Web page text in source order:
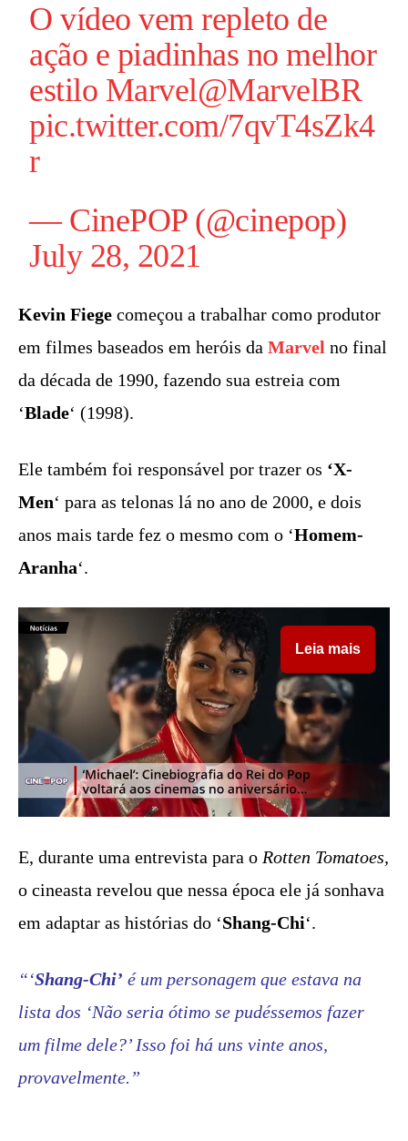
O vídeo vem repleto de
ação e piadinhas no melhor
estilo Marvel@MarvelBR
pic.twitter.com/7qvT4sZk4
r
— CinePOP (@cinepop)
July 28, 2021
Kevin Fiege começou a trabalhar como produtor
em filmes baseados em heróis da Marvel no final
da década de 1990, fazendo sua estreia com
‘Blade‘ (1998).
Ele também foi responsável por trazer os ‘X-
Men‘ para as telonas lá no ano de 2000, e dois
anos mais tarde fez o mesmo com o ‘Homem-
Aranha‘.
Leia mais
E, durante uma entrevista para o Rotten Tomatoes,
o cineasta revelou que nessa época ele já sonhava
em adaptar as histórias do ‘Shang-Chi‘.
“‘Shang-Chi’ ‎‎é um personagem que estava na
lista dos ‘Não seria ótimo se pudéssemos fazer
um filme dele?’ Isso foi há uns vinte anos,
provavelmente.”